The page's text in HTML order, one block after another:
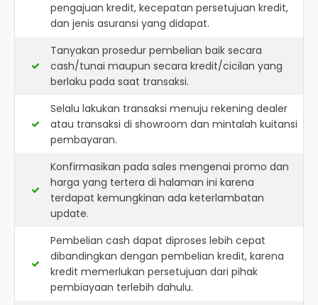
pengajuan kredit, kecepatan persetujuan kredit,
dan jenis asuransi yang didapat.
Tanyakan prosedur pembelian baik secara
cash/tunai maupun secara kredit/cicilan yang
berlaku pada saat transaksi.
Selalu lakukan transaksi menuju rekening dealer
atau transaksi di showroom dan mintalah kuitansi
pembayaran.
Konfirmasikan pada sales mengenai promo dan
harga yang tertera di halaman ini karena
terdapat kemungkinan ada keterlambatan
update.
Pembelian cash dapat diproses lebih cepat
dibandingkan dengan pembelian kredit, karena
kredit memerlukan persetujuan dari pihak
pembiayaan terlebih dahulu.